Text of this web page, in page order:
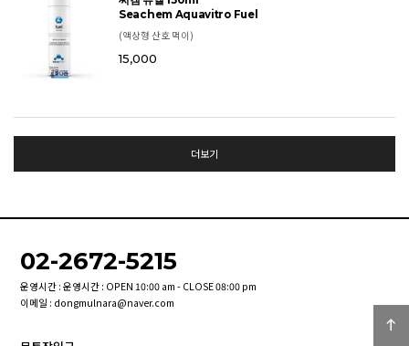
Seachem Aquavitro Fuel
(액상형 산호 먹이)
15,000
더보기
02-2672-5215
운영시간 : 운영시간 : OPEN 10:00 am - CLOSE 08:00 pm
이메일 : dongmulnara@naver.com